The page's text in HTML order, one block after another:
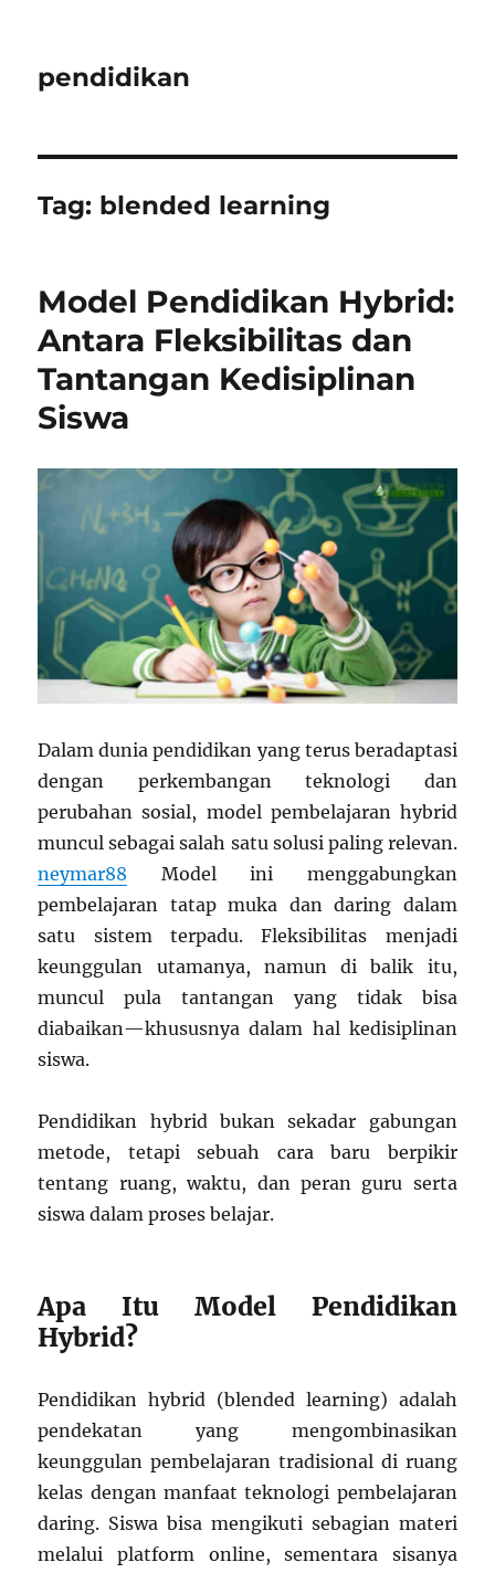
pendidikan
Tag: blended learning
Model Pendidikan Hybrid:
Antara Fleksibilitas dan
Tantangan Kedisiplinan
Siswa
Dalam dunia pendidikan yang terus beradaptasi
dengan perkembangan teknologi dan
perubahan sosial, model pembelajaran hybrid
muncul sebagai salah satu solusi paling relevan.
neymar88 Model ini menggabungkan
pembelajaran tatap muka dan daring dalam
satu sistem terpadu. Fleksibilitas menjadi
keunggulan utamanya, namun di balik itu,
muncul pula tantangan yang tidak bisa
diabaikan—khususnya dalam hal kedisiplinan
siswa.
Pendidikan hybrid bukan sekadar gabungan
metode, tetapi sebuah cara baru berpikir
tentang ruang, waktu, dan peran guru serta
siswa dalam proses belajar.
Apa Itu Model Pendidikan
Hybrid?
Pendidikan hybrid (blended learning) adalah
pendekatan yang mengombinasikan
keunggulan pembelajaran tradisional di ruang
kelas dengan manfaat teknologi pembelajaran
daring. Siswa bisa mengikuti sebagian materi
melalui platform online, sementara sisanya